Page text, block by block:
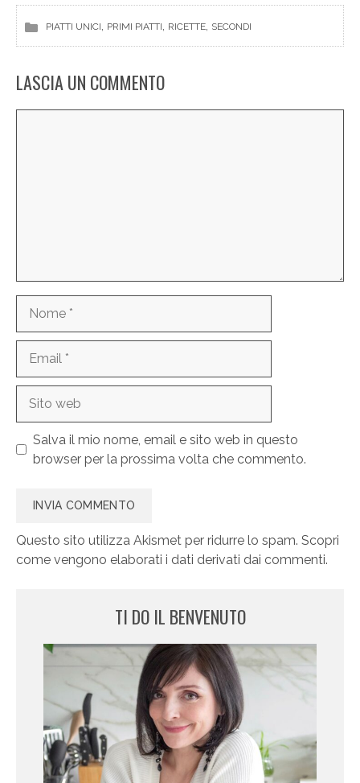
PIATTI UNICI, PRIMI PIATTI, RICETTE, SECONDI
LASCIA UN COMMENTO
web
Salva il mio nome, email e sito web in questo
browser per la prossima volta che commento.
Questo sito utilizza Akismet per ridurre lo spam. Scopri
come vengono elaborati i dati derivati dai commenti.
TI DO IL BENVENUTO